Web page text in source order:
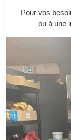
Pour vos
ou à une